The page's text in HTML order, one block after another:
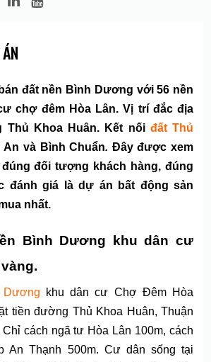
đất nền Bình Dương với 56 nền
chợ đêm Hòa Lân. Vị trí đắc địa
Thủ Khoa Huân. Kết nối đất Thủ
An và Bình Chuẩn. Đây được xem
đối tượng khách hàng, đúng
đánh giá là dự án bất động sản
nhất.
Bình Dương khu dân cư
khu dân cư Chợ Đêm Hòa
tiền đường Thủ Khoa Huân, Thuận
cách ngã tư Hòa Lân 100m, cách
An Thạnh 500m. Cư dân sống tại